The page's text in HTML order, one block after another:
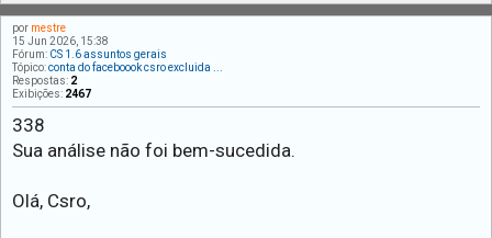
por mestre
15 Jun 2026, 15:38
Fórum: CS 1.6 assuntos gerais
Tópico:conta do faceboook csro excluida ...
Respostas: 2
Exibições: 2467
338
Sua análise não foi bem-sucedida.
Olá, Csro,